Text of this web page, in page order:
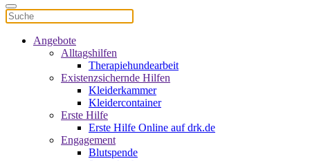
Angebote
Alltagshilfen
Therapiehundearbeit
Existenzsichernde Hilfen
Kleiderkammer
Kleidercontainer
Erste Hilfe
Erste Hilfe Online auf drk.de
Engagement
Blutspende